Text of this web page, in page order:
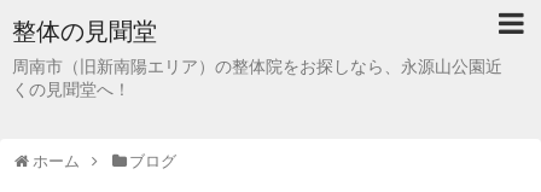
整体の見聞堂
周南市（旧新南陽エリア）の整体院をお探しなら、永源山公園近
くの見聞堂へ！
ホーム ブログ